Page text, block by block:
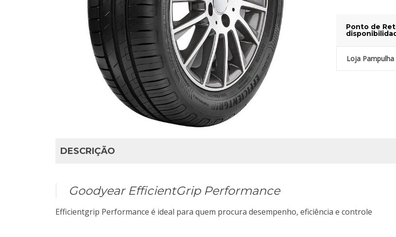
Ponto de
Loja Pampulha
DESCRIÇÃO
Goodyear EfficientGrip Performance
Efficientgrip Performance é ideal para quem procura desempenho, eficiência e controle